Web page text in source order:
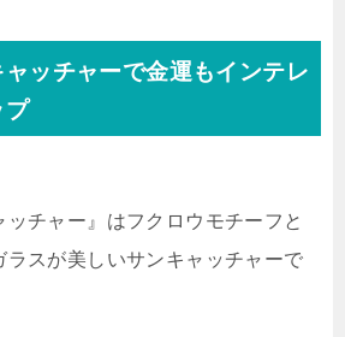
ッチャーで金運もインテレ
プ
ッチャー』はフクロウモチーフと
ラスが美しいサンキャッチャーで